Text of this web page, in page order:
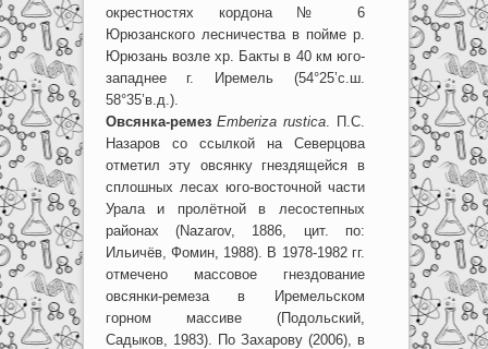
окрестностях кордона № 6
Юрюзанского лесничества в пойме р.
Юрюзань возле хр. Бакты в 40 км юго-
западнее г. Иремель (54°25’с.ш.
58°35’в.д.).
Овсянка-ремез Emberiza rustica . П.С.
Назаров со cсылкой на Северцова
отметил эту овсянку гнездящейся в
сплошных лесах юго-восточной части
Урала и пролётной в лесостепных
районах (Nazarov, 1886, цит. по:
Ильичёв, Фомин, 1988). В 1978-1982 гг.
отмечено массовое гнездование
овсянки-ремеза в Иремельском
горном массиве (Подольский,
Садыков, 1983). По Захарову (2006), в